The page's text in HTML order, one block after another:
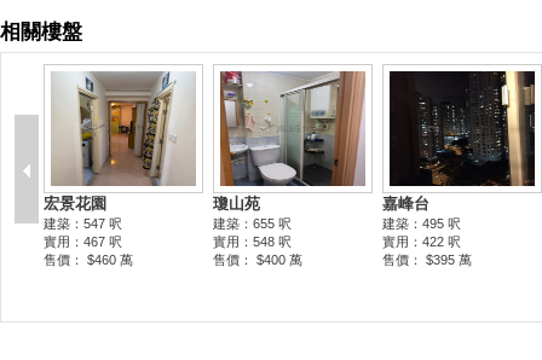
相關樓盤
宏景花園
建築：547 呎
實用：467 呎
售價： $460 萬
瓊山苑
建築：655 呎
實用：548 呎
售價： $400 萬
嘉峰台
建築：495 呎
實用：422 呎
售價： $395 萬